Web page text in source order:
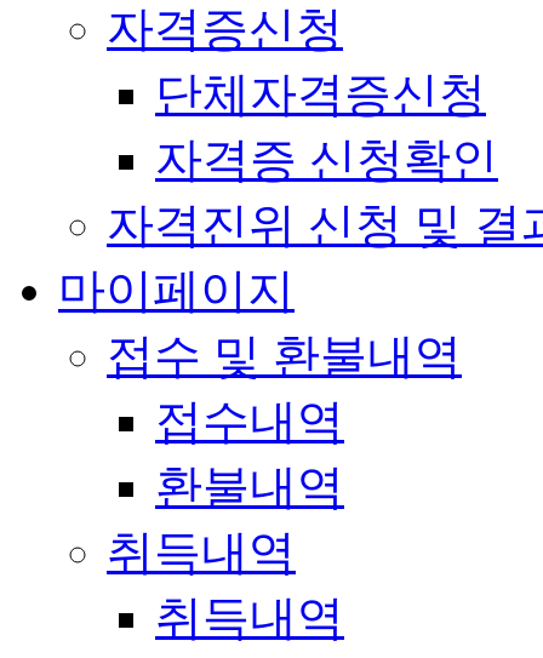
자격증신청
단체자격증신청
자격증 신청확인
자격진위 신청 및 결
마이페이지
접수 및 환불내역
접수내역
환불내역
취득내역
취득내역